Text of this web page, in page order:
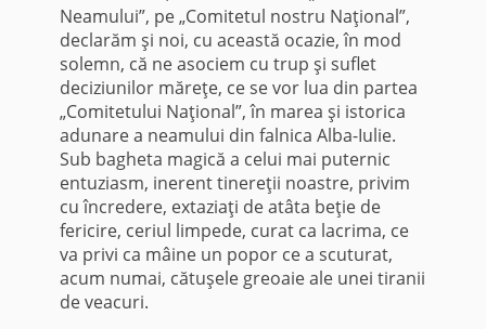
Neamului”, pe „Comitetul nostru Naţional”,
de­clarăm şi noi, cu această ocazie, în mod
solemn, că ne asociem cu trup şi suflet
deciziunilor măreţe, ce se vor lua din partea
„Comitetului Naţional”, în marea şi istorica
adunare a neamului din falnica Alba-Iulie.
Sub bagheta magică a celui mai pu­ternic
entuziasm, inerent tinereţii noastre, privim
cu încredere, extaziaţi de atâta beţie de
fericire, ceriul limpede, curat ca lacrima, ce
va privi ca mâine un popor ce a scuturat,
acum numai, cătuşele greoaie ale unei tiranii
de veacuri.